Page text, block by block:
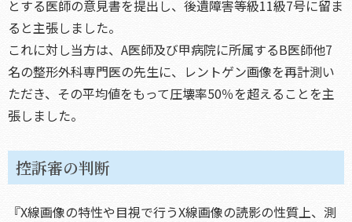
とする医師の意見書を提出し、後遺障害等級11級7号に留ま
ると主張しました。
これに対し当方は、A医師及び甲病院に所属するB医師他7
名の整形外科専門医の先生に、レントゲン画像を再計測い
ただき、その平均値をもって圧壊率50％を超えることを主
張しました。
控訴審の判断
『X線画像の特性や目視で行うX線画像の読影の性質上、測